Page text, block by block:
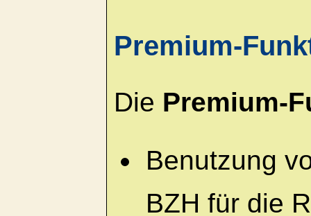
Premium-
Die Premium-
Benutzung
BZH für die